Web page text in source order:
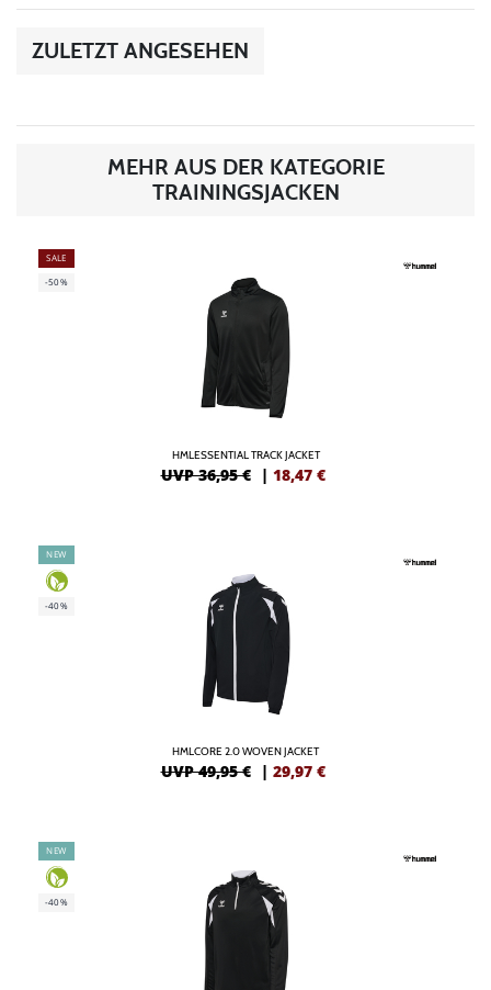
ZULETZT ANGESEHEN
MEHR AUS DER KATEGORIE
TRAININGSJACKEN
SALE
-50%
HMLESSENTIAL TRACK JACKET
UVP 36,95 € | 18,47 €
NEW
-40%
HMLCORE 2.0 WOVEN JACKET
UVP 49,95 € | 29,97 €
NEW
-40%